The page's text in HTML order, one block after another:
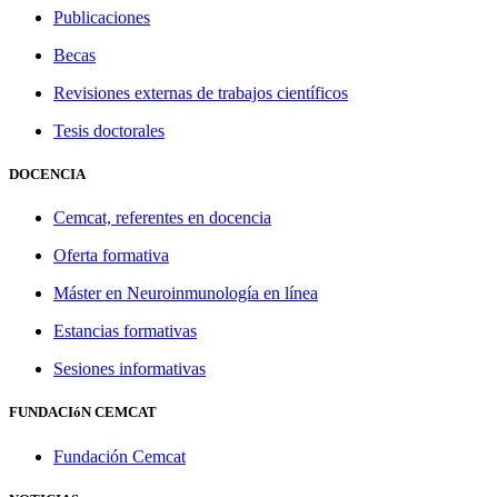
Publicaciones
Becas
Revisiones externas de trabajos científicos
Tesis doctorales
DOCENCIA
Cemcat, referentes en docencia
Oferta formativa
Máster en Neuroinmunología en línea
Estancias formativas
Sesiones informativas
FUNDACIóN CEMCAT
Fundación Cemcat